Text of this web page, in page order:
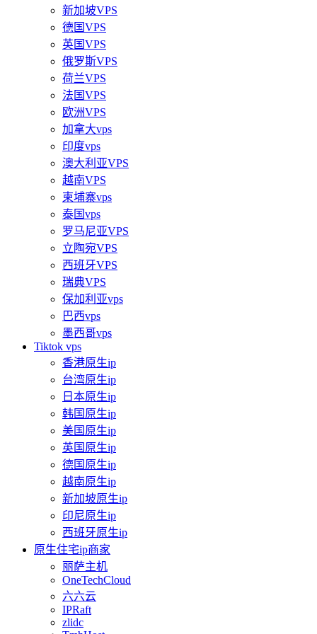
新加坡VPS
德国VPS
英国VPS
俄罗斯VPS
荷兰VPS
法国VPS
欧洲VPS
加拿大vps
印度vps
澳大利亚VPS
越南VPS
柬埔寨vps
泰国vps
罗马尼亚VPS
立陶宛VPS
西班牙VPS
瑞典VPS
保加利亚vps
巴西vps
墨西哥vps
Tiktok vps
香港原生ip
台湾原生ip
日本原生ip
韩国原生ip
美国原生ip
英国原生ip
德国原生ip
越南原生ip
新加坡原生ip
印尼原生ip
西班牙原生ip
原生住宅ip商家
丽萨主机
OneTechCloud
六六云
IPRaft
zlidc